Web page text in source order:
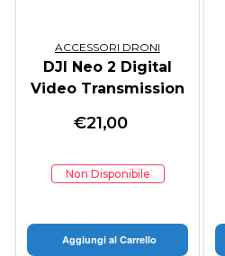
ACCESSORI DRONI
DJI Neo 2 Digital
Video Transmission
€21,00
Non Disponibile
Aggiungi al Carrello